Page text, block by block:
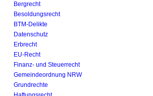
Bergrecht
Besoldungsrecht
BTM-Delikte
Datenschutz
Erbrecht
EU-Recht
Finanz- und Steuerrecht
Gemeindeordnung NRW
Grundrechte